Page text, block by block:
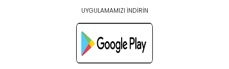
UYGULAMAMIZI İNDİRİN